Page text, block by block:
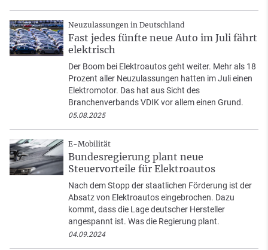
Neuzulassungen in Deutschland
Fast jedes fünfte neue Auto im Juli fährt
elektrisch
Der Boom bei Elektroautos geht weiter. Mehr als 18
Prozent aller Neuzulassungen hatten im Juli einen
Elektromotor. Das hat aus Sicht des
Branchenverbands VDIK vor allem einen Grund.
05.08.2025
E-Mobilität
Bundesregierung plant neue
Steuervorteile für Elektroautos
Nach dem Stopp der staatlichen Förderung ist der
Absatz von Elektroautos eingebrochen. Dazu
kommt, dass die Lage deutscher Hersteller
angespannt ist. Was die Regierung plant.
04.09.2024